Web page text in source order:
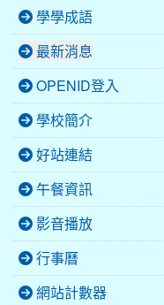
學學成語
最新消息
OPENID登入
學校簡介
好站連結
午餐資訊
影音播放
行事曆
網站計數器